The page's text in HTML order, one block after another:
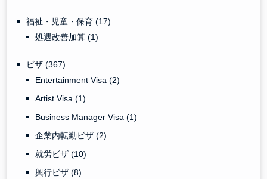
福祉・児童・保育(17)
処遇改善加算(1)
ビザ(367)
Entertainment Visa(2)
Artist Visa(1)
Business Manager Visa(1)
企業内転勤ビザ(2)
就労ビザ(10)
興行ビザ(8)